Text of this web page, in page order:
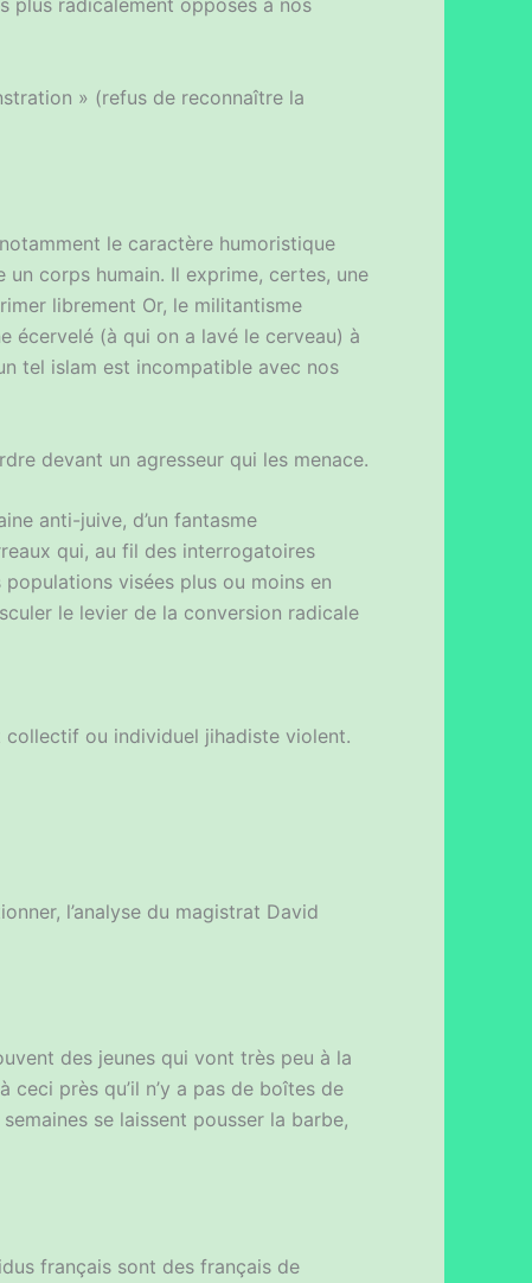
plus radicalement opposés à nos
» (refus de reconnaître la
le caractère humoristique
un corps humain. Il exprime, certes, une
librement Or, le militantisme
écervelé (à qui on a lavé le cerveau) à
tel islam est incompatible avec nos
devant un agresseur qui les menace.
anti-juive, d’un fantasme
qui, au fil des interrogatoires
visées plus ou moins en
le levier de la conversion radicale
collectif ou individuel jihadiste violent.
l’analyse du magistrat David
des jeunes qui vont très peu à la
près qu’il n’y a pas de boîtes de
se laissent pousser la barbe,
français sont des français de